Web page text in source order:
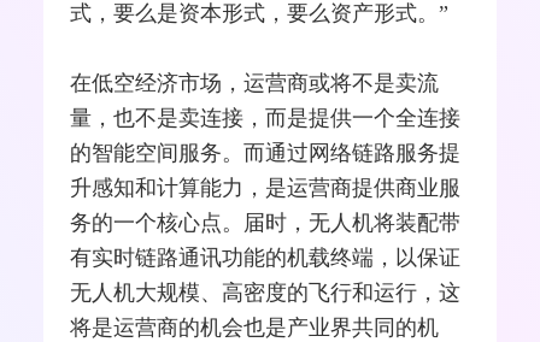
式，要么是资本形式，要么资产形式。”
在低空经济市场，运营商或将不是卖流
量，也不是卖连接，而是提供一个全连接
的智能空间服务。而通过网络链路服务提
升感知和计算能力，是运营商提供商业服
务的一个核心点。届时，无人机将装配带
有实时链路通讯功能的机载终端，以保证
无人机大规模、高密度的飞行和运行，这
将是运营商的机会也是产业界共同的机